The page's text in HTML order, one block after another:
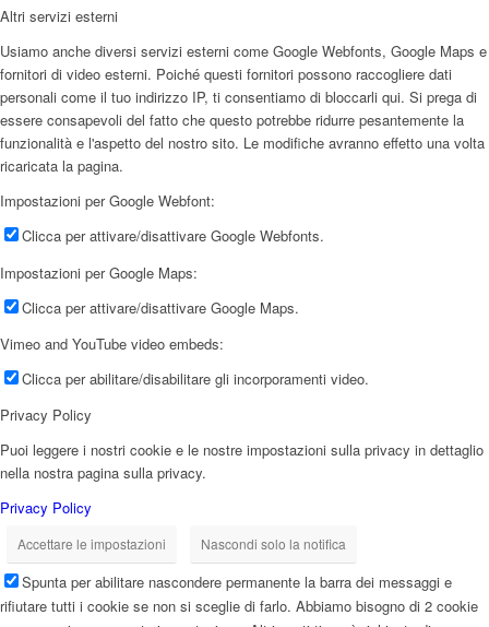
Altri servizi esterni
Usiamo anche diversi servizi esterni come Google Webfonts, Google Maps e
fornitori di video esterni. Poiché questi fornitori possono raccogliere dati
personali come il tuo indirizzo IP, ti consentiamo di bloccarli qui. Si prega di
essere consapevoli del fatto che questo potrebbe ridurre pesantemente la
funzionalità e l'aspetto del nostro sito. Le modifiche avranno effetto una volta
ricaricata la pagina.
Impostazioni per Google Webfont:
Clicca per attivare/disattivare Google Webfonts.
Impostazioni per Google Maps:
Clicca per attivare/disattivare Google Maps.
Vimeo and YouTube video embeds:
Clicca per abilitare/disabilitare gli incorporamenti video.
Privacy Policy
Puoi leggere i nostri cookie e le nostre impostazioni sulla privacy in dettaglio
nella nostra pagina sulla privacy.
Privacy Policy
Accettare le impostazioni Nascondi solo la notifica
Spunta per abilitare nascondere permanente la barra dei messaggi e
rifiutare tutti i cookie se non si sceglie di farlo. Abbiamo bisogno di 2 cookie